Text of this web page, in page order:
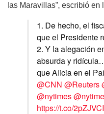
las Maravillas”, escribió en
1. De hecho, el
que el Presidente
2. Y la alegación
absurda y
que Alicia en el
@CNN @Reuters
@nytimes
https://t.co/